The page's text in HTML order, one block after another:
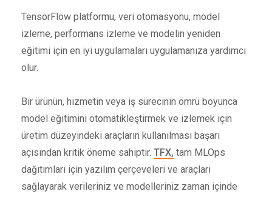
TensorFlow platformu, veri otomasyonu, model
izleme, performans izleme ve modelin yeniden
eğitimi için en iyi uygulamaları uygulamanıza yardımcı
olur.
Bir ürünün, hizmetin veya iş sürecinin ömrü boyunca
model eğitimini otomatikleştirmek ve izlemek için
üretim düzeyindeki araçların kullanılması başarı
açısından kritik öneme sahiptir. TFX, tam MLOps
dağıtımları için yazılım çerçeveleri ve araçları
sağlayarak verileriniz ve modelleriniz zaman içinde